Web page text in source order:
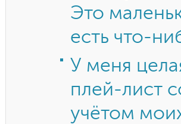
Это
есть что-
У меня
плей-лист
учётом